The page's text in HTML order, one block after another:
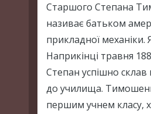
Старшого Степана
називає батьком
прикладної механіки.
Наприкінці травня
Степан успішно склав
до училища.
першим учнем класу,